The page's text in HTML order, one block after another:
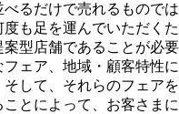
べるだけで売れるもので
も足を運んでいただく
案型店舗であることが必
フェア、地域・顧客特性
して、それらのフェア
とによって、お客さまに